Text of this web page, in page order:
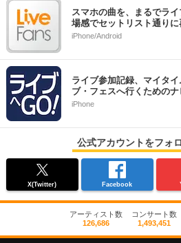
スマホの曲を、まるでラ
場感でセットリスト通りに
iPhone/Android
ライブ参加記録、マイタ
ブ・フェスへ行くためのナ
iPhone
公式アカウントをフォ
X(Twitter) Facebook
アーティスト数
126,686
コンサート数
1,493,451